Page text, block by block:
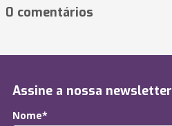
0 comentários
Assine a nossa newsletter
Nome*